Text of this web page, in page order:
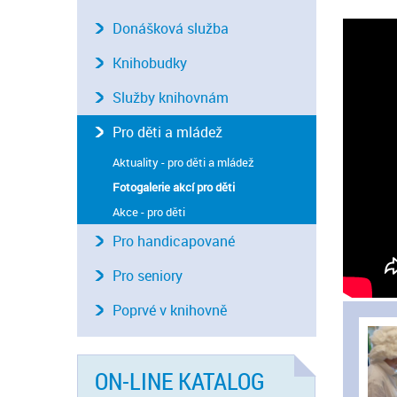
Donášková služba
Knihobudky
Služby knihovnám
Pro děti a mládež
Aktuality - pro děti a mládež
Fotogalerie akcí pro děti
Akce - pro děti
Pro handicapované
Pro seniory
Poprvé v knihovně
ON-LINE KATALOG